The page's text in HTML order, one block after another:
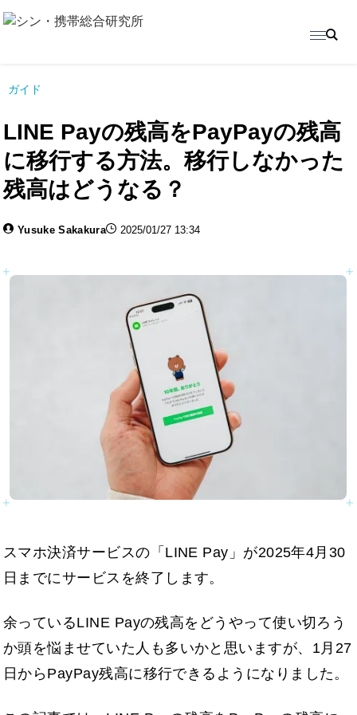
ガイド
LINE Payの残高をPayPayの残高
に移行する方法。移行しなかった
残高はどうなる？
Yusuke Sakakura 2025/01/27 13:34
スマホ決済サービスの「LINE Pay」が2025年4月30
日までにサービスを終了します。
余っているLINE Payの残高をどうやって使い切ろう
か頭を悩ませていた人も多いかと思いますが、1月27
日からPayPay残高に移行できるようになりました。